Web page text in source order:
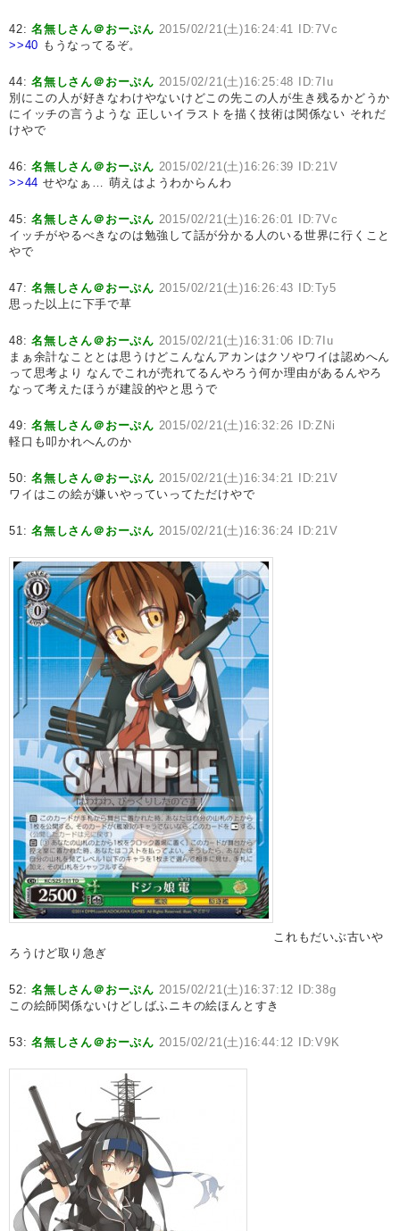
42:名無しさん＠おーぷん 2015/02/21(土)16:24:41 ID:7Vc
>>40 もうなってるぞ。
44:名無しさん＠おーぷん 2015/02/21(土)16:25:48 ID:7Iu
別にこの人が好きなわけやないけどこの先この人が生き残るかどうか
にイッチの言うような 正しいイラストを描く技術は関係ない それだ
けやで
46:名無しさん＠おーぷん 2015/02/21(土)16:26:39 ID:21V
>>44 せやなぁ… 萌えはようわからんわ
45:名無しさん＠おーぷん 2015/02/21(土)16:26:01 ID:7Vc
イッチがやるべきなのは勉強して話が分かる人のいる世界に行くこと
やで
47:名無しさん＠おーぷん 2015/02/21(土)16:26:43 ID:Ty5
思った以上に下手で草
48:名無しさん＠おーぷん 2015/02/21(土)16:31:06 ID:7Iu
まぁ余計なこととは思うけどこんなんアカンはクソやワイは認めへん
って思考より なんでこれが売れてるんやろう何か理由があるんやろ
なって考えたほうが建設的やと思うで
49:名無しさん＠おーぷん 2015/02/21(土)16:32:26 ID:ZNi
軽口も叩かれへんのか
50:名無しさん＠おーぷん 2015/02/21(土)16:34:21 ID:21V
ワイはこの絵が嫌いやっていってただけやで
51:名無しさん＠おーぷん 2015/02/21(土)16:36:24 ID:21V
これもだいぶ古いや
ろうけど取り急ぎ
52:名無しさん＠おーぷん 2015/02/21(土)16:37:12 ID:38g
この絵師関係ないけどしばふニキの絵ほんとすき
53:名無しさん＠おーぷん 2015/02/21(土)16:44:12 ID:V9K